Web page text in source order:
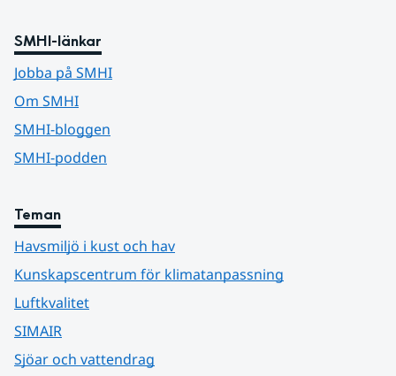
SMHI-länkar
Jobba på SMHI
Om SMHI
SMHI-bloggen
SMHI-podden
Teman
Havsmiljö i kust och hav
Kunskapscentrum för klimatanpassning
Luftkvalitet
SIMAIR
Sjöar och vattendrag